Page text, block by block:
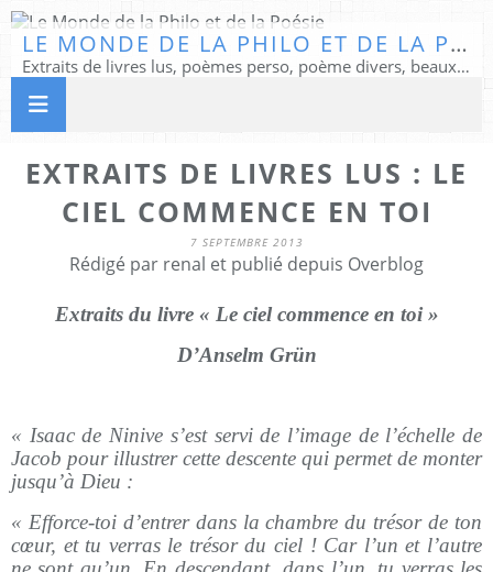
LE MONDE DE LA PHILO ET DE LA POÉSIE
Extraits de livres lus, poèmes perso, poème divers, beaux textes...
EXTRAITS DE LIVRES LUS : LE
CIEL COMMENCE EN TOI
7 SEPTEMBRE 2013
Rédigé par renal et publié depuis Overblog
Extraits du livre « Le ciel commence en toi »
D’Anselm Grün
« Isaac de Ninive s’est servi de l’image de l’échelle de
Jacob pour illustrer cette descente qui permet de monter
jusqu’à Dieu :
« Efforce-toi d’entrer dans la chambre du trésor de ton
cœur, et tu verras le trésor du ciel ! Car l’un et l’autre